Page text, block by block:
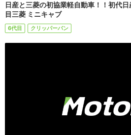
日産と三菱の初協業軽自動車！！初代
目三菱 ミニキャブ
6代目 クリッパーバン